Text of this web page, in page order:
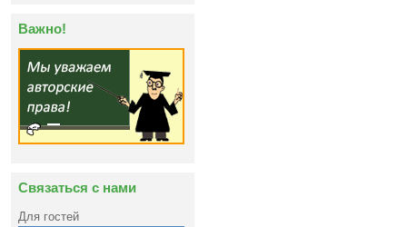
Важно!
Связаться с нами
Для гостей